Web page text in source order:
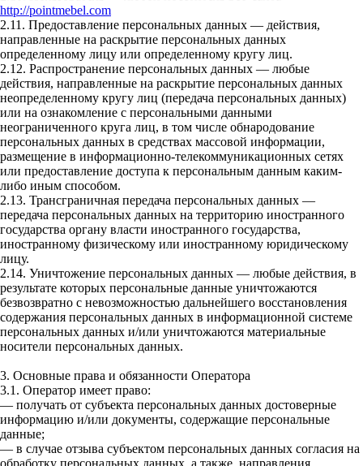
http://pointmebel.com
2.11. Предоставление персональных данных — действия,
направленные на раскрытие персональных данных
определенному лицу или определенному кругу лиц.
2.12. Распространение персональных данных — любые
действия, направленные на раскрытие персональных данных
неопределенному кругу лиц (передача персональных данных)
или на ознакомление с персональными данными
неограниченного круга лиц, в том числе обнародование
персональных данных в средствах массовой информации,
размещение в информационно-телекоммуникационных сетях
или предоставление доступа к персональным данным каким-
либо иным способом.
2.13. Трансграничная передача персональных данных —
передача персональных данных на территорию иностранного
государства органу власти иностранного государства,
иностранному физическому или иностранному юридическому
лицу.
2.14. Уничтожение персональных данных — любые действия, в
результате которых персональные данные уничтожаются
безвозвратно с невозможностью дальнейшего восстановления
содержания персональных данных в информационной системе
персональных данных и/или уничтожаются материальные
носители персональных данных.
3. Основные права и обязанности Оператора
3.1. Оператор имеет право:
— получать от субъекта персональных данных достоверные
информацию и/или документы, содержащие персональные
данные;
— в случае отзыва субъектом персональных данных согласия на
обработку персональных данных, а также, направления